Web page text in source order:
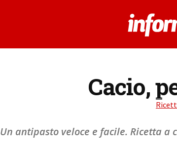
Cacio,
Un antipasto veloce e facile. Ricetta a